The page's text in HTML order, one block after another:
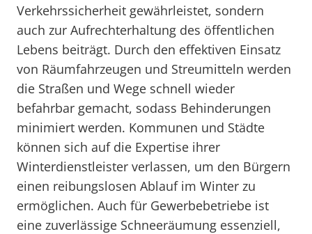
Verkehrssicherheit gewährleistet, sondern
auch zur Aufrechterhaltung des öffentlichen
Lebens beiträgt. Durch den effektiven Einsatz
von Räumfahrzeugen und Streumitteln werden
die Straßen und Wege schnell wieder
befahrbar gemacht, sodass Behinderungen
minimiert werden. Kommunen und Städte
können sich auf die Expertise ihrer
Winterdienstleister verlassen, um den Bürgern
einen reibungslosen Ablauf im Winter zu
ermöglichen. Auch für Gewerbebetriebe ist
eine zuverlässige Schneeräumung essenziell,